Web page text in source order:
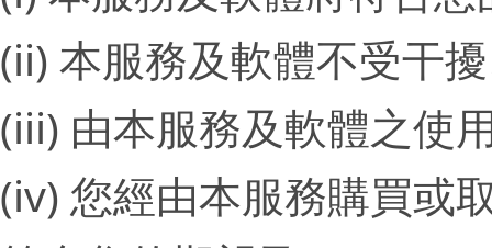
(ii) 本服務及軟體不受干
(iii) 由本服務及軟體之使
(iv) 您經由本服務購買或